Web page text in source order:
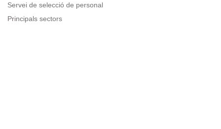
Servei de selecció de personal
Principals sectors